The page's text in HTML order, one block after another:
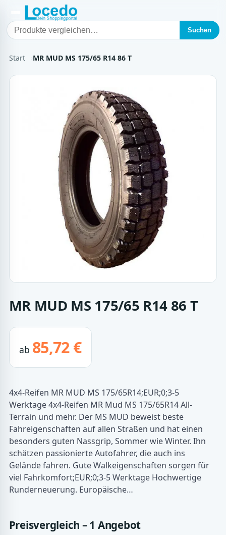
Suchen
Start MR MUD MS 175/65 R14 86 T
MR MUD MS 175/65 R14 86 T
ab 85,72 €
4x4-Reifen MR MUD MS 175/65R14;EUR;0;3-5
Werktage 4x4-Reifen MR Mud MS 175/65R14 All-
Terrain und mehr. Der MS MUD beweist beste
Fahreigenschaften auf allen Straßen und hat einen
besonders guten Nassgrip, Sommer wie Winter. Ihn
schätzen passionierte Autofahrer, die auch ins
Gelände fahren. Gute Walkeigenschaften sorgen für
viel Fahrkomfort;EUR;0;3-5 Werktage Hochwertige
Runderneuerung. Europäische…
Preisvergleich – 1 Angebot